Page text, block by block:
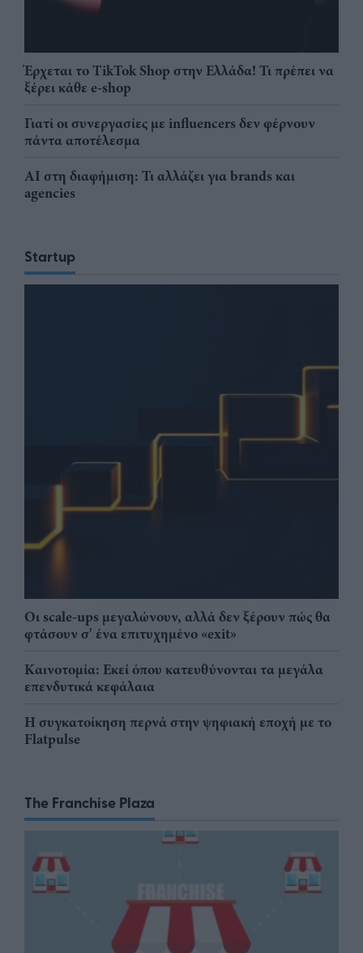
Έρχεται το TikTok Shop στην Ελλάδα! Τι πρέπει να
ξέρει κάθε e-shop
Γιατί οι συνεργασίες με influencers δεν φέρνουν
πάντα αποτέλεσμα
AI στη διαφήμιση: Τι αλλάζει για brands και
agencies
Startup
Οι scale-ups μεγαλώνουν, αλλά δεν ξέρουν πώς θα
φτάσουν σ' ένα επιτυχημένο «exit»
Καινοτομία: Εκεί όπου κατευθύνονται τα μεγάλα
επενδυτικά κεφάλαια
Η συγκατοίκηση περνά στην ψηφιακή εποχή με το
Flatpulse
The Franchise Plaza